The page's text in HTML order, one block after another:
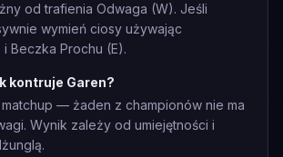
od trafienia Odwaga (W). Jeśli
wymień ciosy używając
i Beczka Prochu (E).
kontruje Garen?
— żaden z championów nie ma
Wynik zależy od umiejętności i